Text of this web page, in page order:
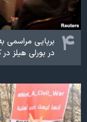
۴
برپایی مراسمی
در بورلی هیلز در